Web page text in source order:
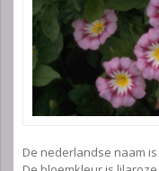
De nederlandse naam is